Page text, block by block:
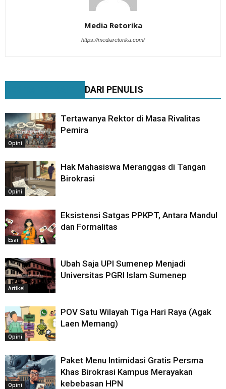
Media Retorika
https://mediaretorika.com/
DARI PENULIS
Opini
Tertawanya Rektor di Masa Rivalitas
Pemira
Opini
Hak Mahasiswa Meranggas di Tangan
Birokrasi
Esai
Eksistensi Satgas PPKPT, Antara Mandul
dan Formalitas
Artikel
Ubah Saja UPI Sumenep Menjadi
Universitas PGRI Islam Sumenep
Opini
POV Satu Wilayah Tiga Hari Raya (Agak
Laen Memang)
Opini
Paket Menu Intimidasi Gratis Persma
Khas Birokrasi Kampus Merayakan
kebebasan HPN